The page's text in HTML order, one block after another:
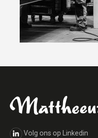
Volg ons op Linkedin